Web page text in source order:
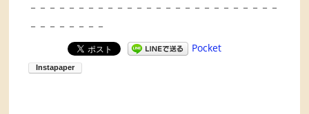
－－－－－－－－－－－－－－－－－－－－－－－－－－
－－－－－－－－
Pocket